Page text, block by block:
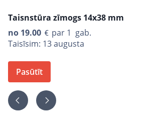
Taisnstūra zīmogs 14x38 mm
no 19.00
par 1 gab.
Taisīsim: 13 augusta
Pasūtīt